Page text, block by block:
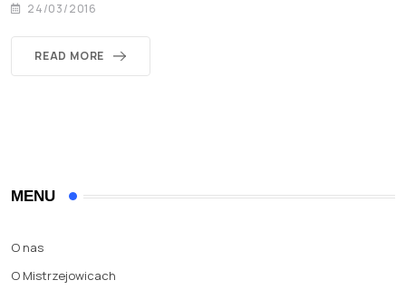
24/03/2016
READ MORE
MENU
O nas
O Mistrzejowicach